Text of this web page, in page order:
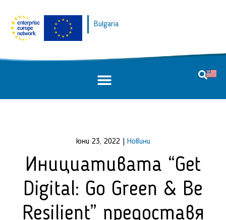
Bulgaria
юни 23, 2022 Новини
Инициативата “Get
Digital: Go Green & Be
Resilient” предоставя